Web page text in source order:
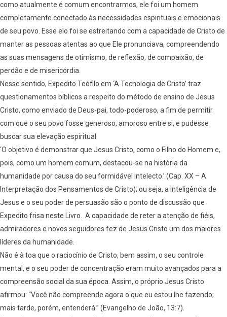
como atualmente é comum encontrarmos, ele foi um homem
completamente conectado às necessidades espirituais e emocionais
de seu povo. Esse elo foi se estreitando com a capacidade de Cristo de
manter as pessoas atentas ao que Ele pronunciava, compreendendo
as suas mensagens de otimismo, de reflexão, de compaixão, de
perdão e de misericórdia.
Nesse sentido, Expedito Teófilo em ‘A Tecnologia de Cristo’ traz
questionamentos bíblicos a respeito do método de ensino de Jesus
Cristo, como enviado de Deus-pai, todo-poderoso, a fim de permitir
com que o seu povo fosse generoso, amoroso entre si, e pudesse
buscar sua elevação espiritual.
‘O objetivo é demonstrar que Jesus Cristo, como o Filho do Homem e,
pois, como um homem comum, destacou-se na história da
humanidade por causa do seu formidável intelecto.’ (Cap. XX – A
Interpretação dos Pensamentos de Cristo); ou seja, a inteligência de
Jesus e o seu poder de persuasão são o ponto de discussão que
Expedito frisa neste Livro. A capacidade de reter a atenção de fiéis,
admiradores e novos seguidores fez de Jesus Cristo um dos maiores
líderes da humanidade.
Não é à toa que o raciocínio de Cristo, bem assim, o seu controle
mental, e o seu poder de concentração eram muito avançados para a
compreensão social da sua época. Assim, o próprio Jesus Cristo
afirmou: “Você não compreende agora o que eu estou lhe fazendo;
mais tarde, porém, entenderá.” (Evangelho de João, 13:7).